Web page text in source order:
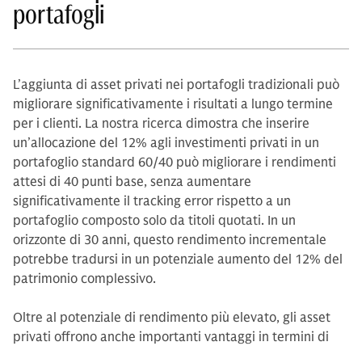
portafogli
L’aggiunta di asset privati nei portafogli tradizionali può
migliorare significativamente i risultati a lungo termine
per i clienti. La nostra ricerca dimostra che inserire
un’allocazione del 12% agli investimenti privati in un
portafoglio standard 60/40 può migliorare i rendimenti
attesi di 40 punti base, senza aumentare
significativamente il tracking error rispetto a un
portafoglio composto solo da titoli quotati. In un
orizzonte di 30 anni, questo rendimento incrementale
potrebbe tradursi in un potenziale aumento del 12% del
patrimonio complessivo.
Oltre al potenziale di rendimento più elevato, gli asset
privati offrono anche importanti vantaggi in termini di